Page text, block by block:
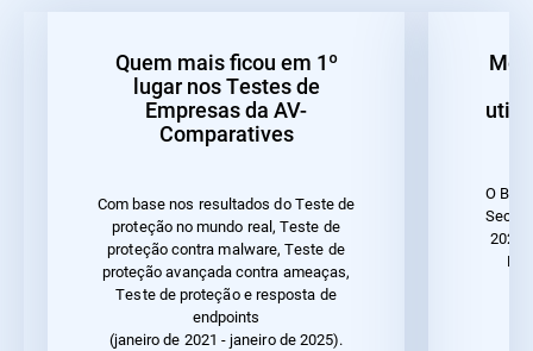
Quem mais ficou em 1º
lugar nos Testes de
Empresas da AV-
Comparatives
Com base nos resultados do Teste de
proteção no mundo real, Teste de
proteção contra malware, Teste de
proteção avançada contra ameaças,
Teste de proteção e resposta de
endpoints
(janeiro de 2021 - janeiro de 2025).
O
2023